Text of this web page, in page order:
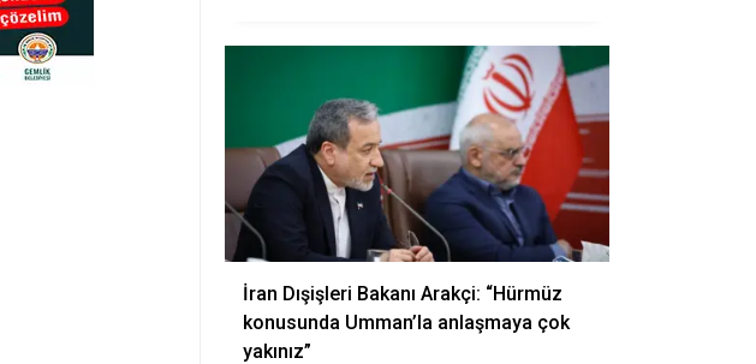
İran Dışişleri Bakanı Arakçi: “Hürmüz
konusunda Umman’la anlaşmaya çok
yakınız”